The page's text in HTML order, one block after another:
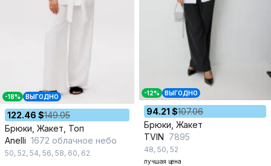
-18% ВЫГОДНО
122.46 $149.05
Брюки, Жакет, Топ
Anelli 1672 облачное небо
50, 52, 54, 56, 58, 60, 62
-12% ВЫГОДНО
94.21 $107.06
Брюки, Жакет
TVIN 7895
48, 50, 52
лучшая цена